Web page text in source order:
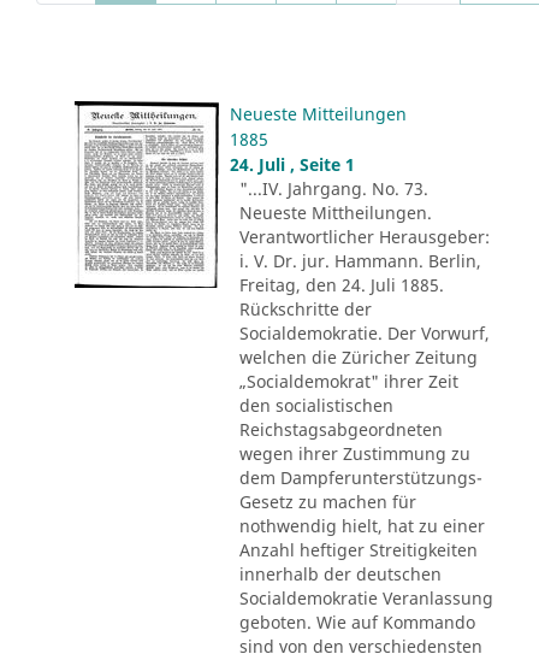
Neueste Mitteilungen
1885
24. Juli , Seite 1
"...IV. Jahrgang. No. 73.
Neueste Mittheilungen.
Verantwortlicher Herausgeber:
i. V. Dr. jur. Hammann. Berlin,
Freitag, den 24. Juli 1885.
Rückschritte der
Socialdemokratie. Der Vorwurf,
welchen die Züricher Zeitung
„Socialdemokrat" ihrer Zeit
den socialistischen
Reichstagsabgeordneten
wegen ihrer Zustimmung zu
dem Dampferunterstützungs-
Gesetz zu machen für
nothwendig hielt, hat zu einer
Anzahl heftiger Streitigkeiten
innerhalb der deutschen
Socialdemokratie Veranlassung
geboten. Wie auf Kommando
sind von den verschiedensten